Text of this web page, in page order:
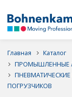
Главная
Каталог
ПРОМЫШЛЕННЫЕ
ПОГРУЗЧИКОВ